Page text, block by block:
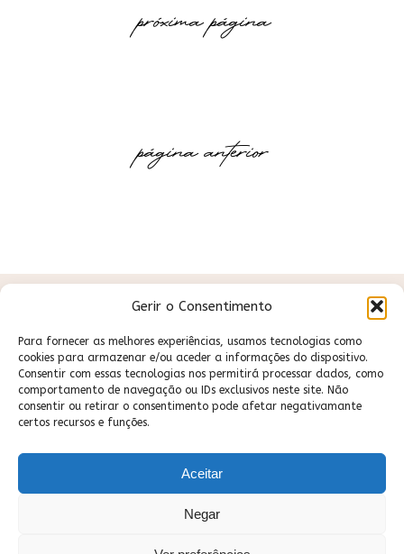
Gerir o Consentimento
Para fornecer as melhores experiências, usamos tecnologias como
cookies para armazenar e/ou aceder a informações do dispositivo.
Consentir com essas tecnologias nos permitirá processar dados, como
comportamento de navegação ou IDs exclusivos neste site. Não
consentir ou retirar o consentimento pode afetar negativamante
certos recursos e funções.
Aceitar
Negar
próxima página
página anterior